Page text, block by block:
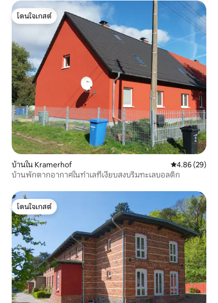
โดนใจเกสต์
โดนใจเกสต์
บ้านใน Kramerhof คะแนนเฉลี่ย
4.86 (29)
บ้านพักตากอากาศในทำเลที่เงียบสงบริมทะเลบอลติก
โดนใจเกสต์
โดนใจเกสต์